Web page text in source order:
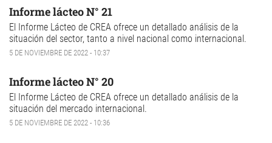
Informe lácteo N° 21
El Informe Lácteo de CREA ofrece un detallado análisis de la
situación del sector, tanto a nivel nacional como internacional.
5 DE NOVIEMBRE DE 2022 - 10:37
Informe lácteo N° 20
El Informe Lácteo de CREA ofrece un detallado análisis de la
situación del mercado internacional.
5 DE NOVIEMBRE DE 2022 - 10:36